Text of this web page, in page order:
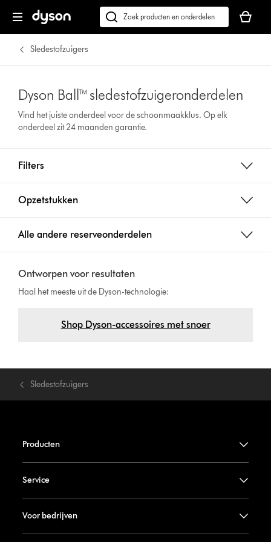
Zoek
op
is
Sledestofzuigers
Dyson Ball™ sledestofzuigeronderdelen
Vind het juiste onderdeel voor de schoonmaakklus. Op elk
onderdeel zit 24 maanden garantie.
Filters
Opzetstukken
Alle andere reserveonderdelen
Ontworpen voor resultaten
Haal het meeste uit de Dyson-technologie:
Shop Dyson-accessoires met snoer
Sledestofzuigers
Producten
Service
Voor bedrijven